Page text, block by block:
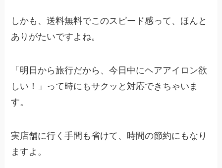
しかも、送料無料でこのスピード感って、ほんと
ありがたいですよね。
「明日から旅行だから、今日中にヘアアイロン欲
しい！」って時にもサクッと対応できちゃいま
す。
実店舗に行く手間も省けて、時間の節約にもなり
ますよ。